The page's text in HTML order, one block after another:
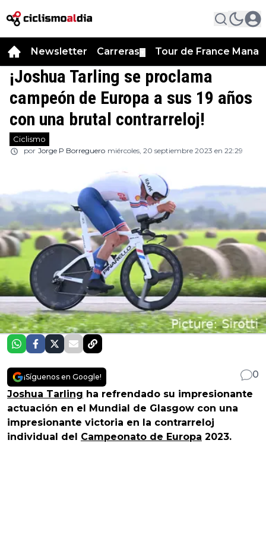
Newsletter Carreras Tour de France
¡Joshua Tarling se proclama
campeón de Europa a sus 19 años
con una brutal contrarreloj!
Ciclismo
por Jorge P Borreguero miércoles, 20 septiembre 2023 en 22:29
¡Síguenos en Google!
0
Joshua Tarling ha refrendado su impresionante
actuación en el Mundial de Glasgow con una
impresionante victoria en la contrarreloj
individual del Campeonato de Europa 2023.